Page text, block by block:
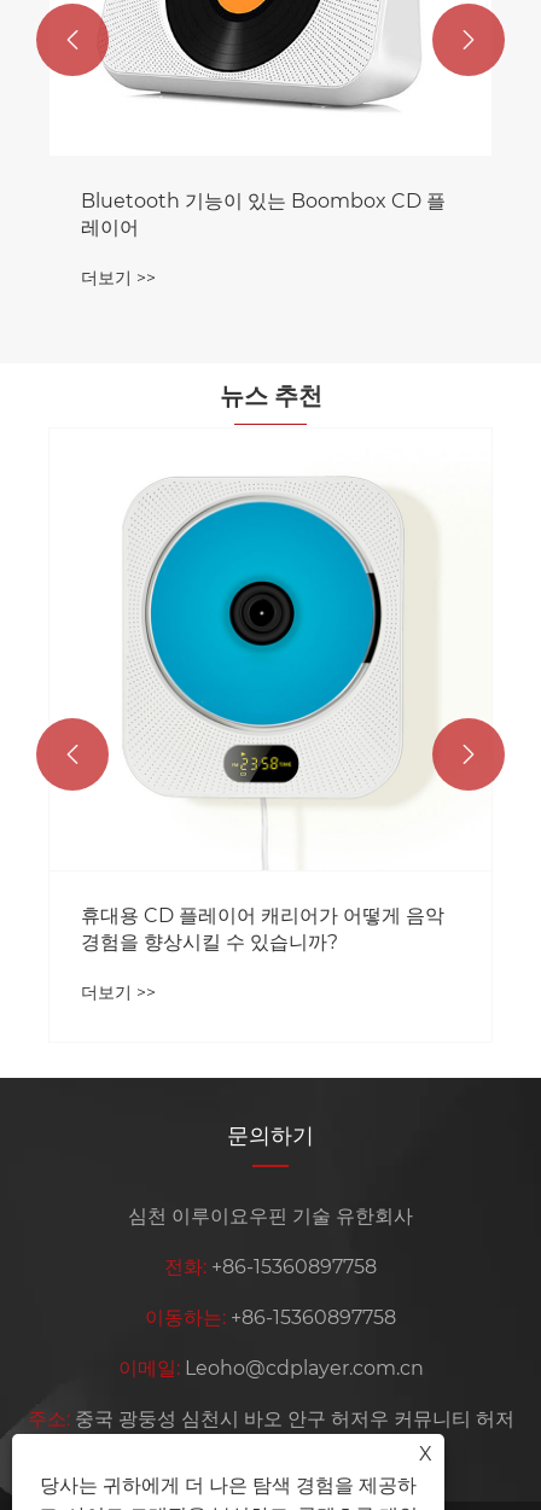
Bluetooth 기능이 있는 Boombox CD 플
레이어
더보기 >>
 
뉴스 추천
휴대용 CD 플레이어 캐리어가 어떻게 음악
경험을 향상시킬 수 있습니까?
더보기 >>
 
문의하기
심천 이루이요우핀 기술 유한회사
전화: +86-15360897758
이동하는: +86-15360897758
이메일: Leoho@cdplayer.com.cn
주소: 중국 광둥성 심천시 바오 안구 허저우 커뮤니티 허저
X
당사는 귀하에게 더 나은 탐색 경험을 제공하